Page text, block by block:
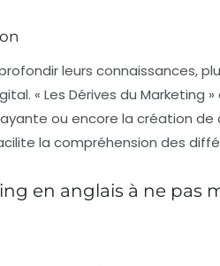
leurs connaissances,
« Les Dérives du
ou encore la création
la compréhension des
en anglais à ne pas